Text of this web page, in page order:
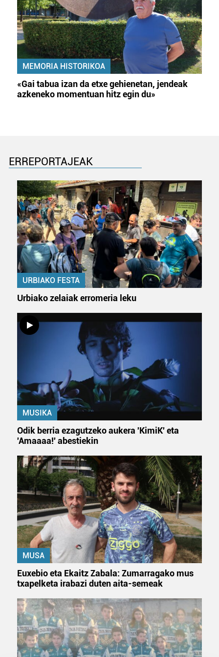
MEMORIA HISTORIKOA
«Gai tabua izan da etxe gehienetan, jendeak
azkeneko momentuan hitz egin du»
ERREPORTAJEAK
URBIAKO FESTA
Urbiako zelaiak erromeria leku
MUSIKA
Odik berria ezagutzeko aukera 'KimiK' eta
'Amaaaa!' abestiekin
MUSA
Euxebio eta Ekaitz Zabala: Zumarragako mus
txapelketa irabazi duten aita-semeak